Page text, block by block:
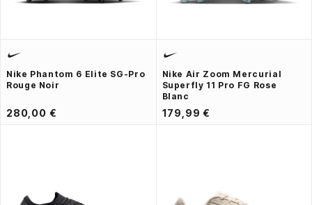
Nike Phantom 6 Elite SG-Pro
Rouge Noir
280,00 €
Nike Air Zoom Mercurial
Superfly 11 Pro FG Rose
Blanc
179,99 €